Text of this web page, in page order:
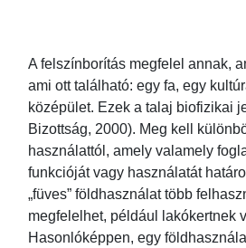
A felszínborítás megfelel annak,
ami ott található: egy fa, egy
középület. Ezek a talaj biofizikai
Bizottság, 2000). Meg kell
használattól, amely valamely
funkcióját vagy használatát
„füves” földhasználat több
megfelelhet, például lakókertnek
Hasonlóképpen, egy